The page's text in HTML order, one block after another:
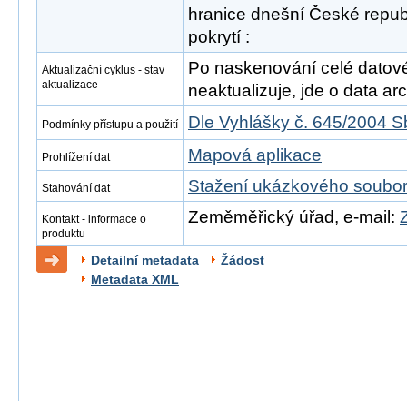
hranice dnešní České
pokrytí :
Aktualizační cyklus - stav
aktualizace
Po naskenování celé
neaktualizuje, jde o data
Podmínky přístupu a použití Dle Vyhlášky č. 645/2004
Prohlížení dat Mapová aplikace
Stahování dat Stažení ukázkového
Kontakt - informace o
produktu
Zeměměřický úřad, e-mail:
Detailní metadata
Žádost
Metadata XML